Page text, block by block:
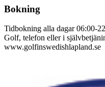
Bokning
Tidbokning alla dagar 06:00-
Golf, telefon eller i
www.golfinswedishlapland.se